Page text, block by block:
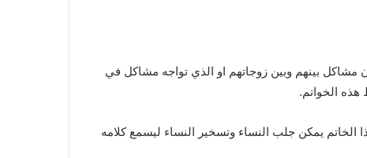
مشاكل بينهم وبين زوجاتهم او الذي تواجه مشاكل في
الخواتم.
يمكن جلب النساء وتسخير النساء ليسمع كلامه